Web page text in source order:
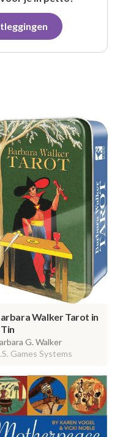
Walker Tarot in
G. Walker
Games Systems